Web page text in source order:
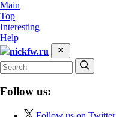
Main
Top
Interesting
Help
nickfw.ru
Follow us: